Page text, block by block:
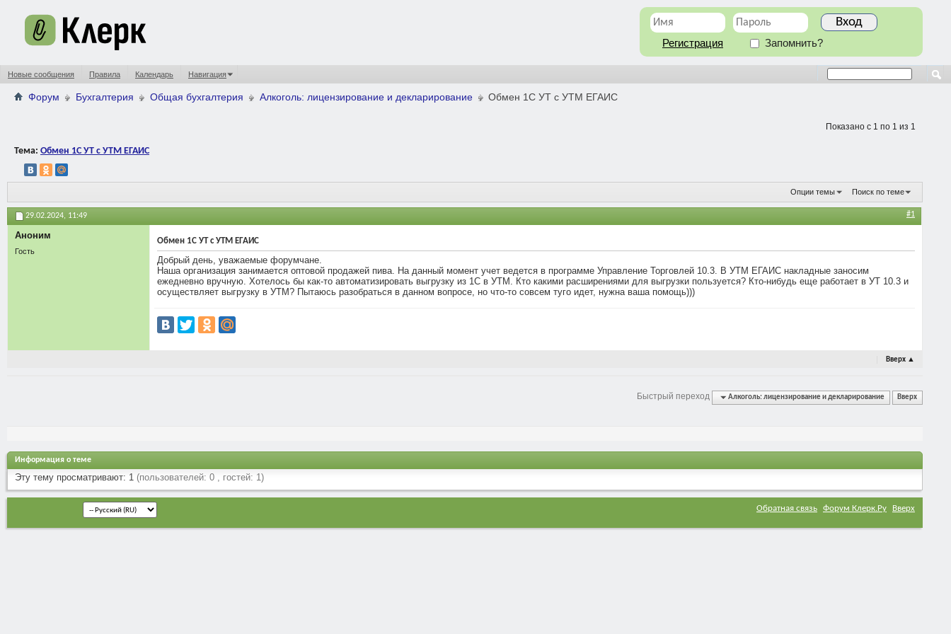
Регистрация Запомнить?
Новые сообщения Правила Календарь Навигация
Форум Бухгалтерия Общая бухгалтерия Алкоголь: лицензирование и декларирование Обмен 1С УТ с УТМ ЕГАИС
Показано с 1 по 1 из 1
Тема: Обмен 1С УТ с УТМ ЕГАИС
Опции темы Поиск по теме
29.02.2024, 11:49 #1
Аноним
Гость
Обмен 1С УТ с УТМ ЕГАИС
Добрый день, уважаемые форумчане.
Наша организация занимается оптовой продажей пива. На данный момент учет ведется в программе Управление Торговлей 10.3. В УТМ ЕГАИС накладные заносим
ежедневно вручную. Хотелось бы как-то автоматизировать выгрузку из 1С в УТМ. Кто какими расширениями для выгрузки пользуется? Кто-нибудь еще работает в УТ 10.3 и
осуществляет выгрузку в УТМ? Пытаюсь разобраться в данном вопросе, но что-то совсем туго идет, нужна ваша помощь)))
Вверх ▲
Быстрый переход Алкоголь: лицензирование и декларирование Вверх
Информация о теме
Эту тему просматривают: 1 (пользователей: 0 , гостей: 1)
Обратная связь Форум Клерк.Ру Вверх